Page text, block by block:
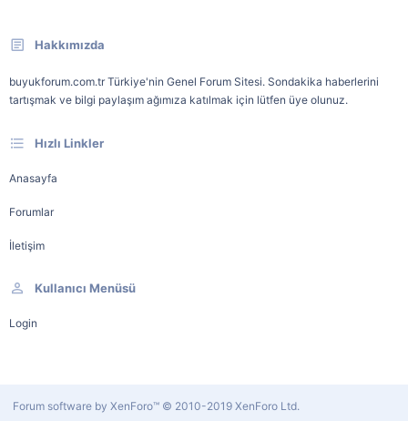
Hakkımızda
buyukforum.com.tr Türkiye'nin Genel Forum Sitesi. Sondakika haberlerini
tartışmak ve bilgi paylaşım ağımıza katılmak için lütfen üye olunuz.
Hızlı Linkler
Anasayfa
Forumlar
İletişim
Kullanıcı Menüsü
Login
Forum software by XenForo™ © 2010-2019 XenForo Ltd.